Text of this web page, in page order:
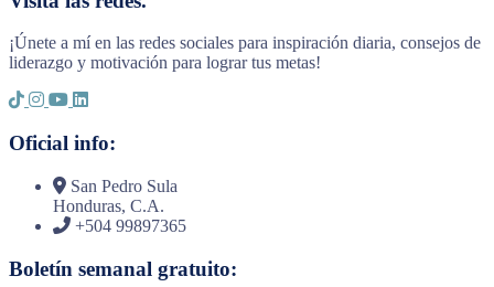
¡Únete a mí en las redes sociales para inspiración diaria, consejos de
liderazgo y motivación para lograr tus metas!
Oficial info:
San Pedro Sula
Honduras, C.A.
+504 99897365
Boletín semanal gratuito: